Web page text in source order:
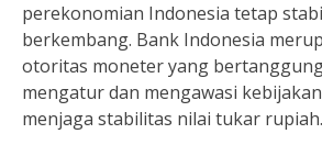
perekonomian Indonesia tetap
berkembang. Bank Indonesia
otoritas moneter yang
mengatur dan mengawasi
menjaga stabilitas nilai tukar rupiah.